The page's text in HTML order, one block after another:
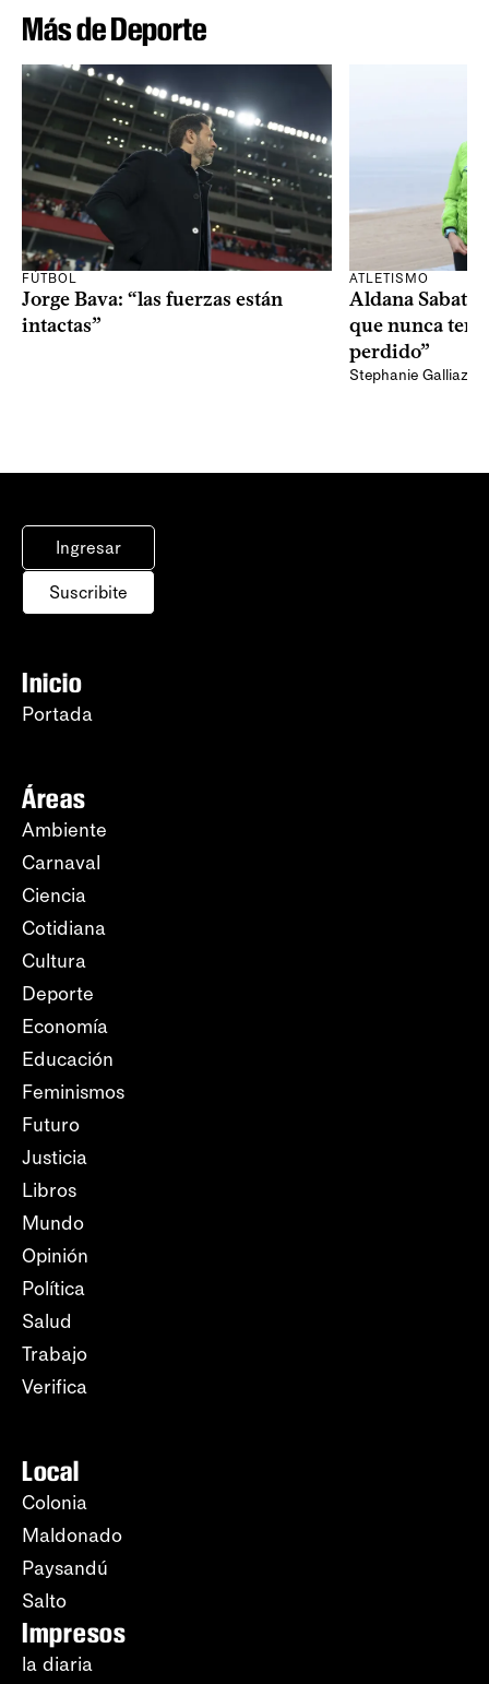
Más de Deporte
FÚTBOL
Jorge Bava: “las fuerzas están
intactas”
ATLETISMO
Aldana
que nunca
perdido”
Stephanie Galliazzi
Ingresar
Suscribite
Inicio
Portada
Áreas
Ambiente
Carnaval
Ciencia
Cotidiana
Cultura
Deporte
Economía
Educación
Feminismos
Futuro
Justicia
Libros
Mundo
Opinión
Política
Salud
Trabajo
Verifica
Local
Colonia
Maldonado
Paysandú
Salto
Impresos
la diaria